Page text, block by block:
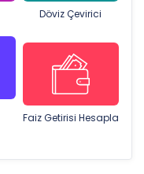
Döviz Çevirici
Faiz Getirisi Hesapla